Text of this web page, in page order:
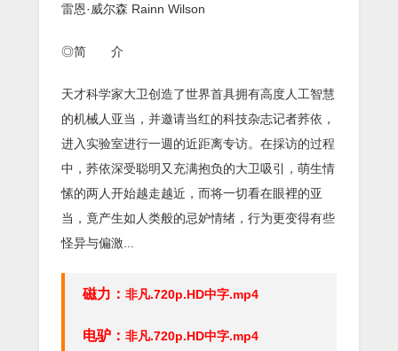
雷恩·威尔森 Rainn Wilson
◎简 介
天才科学家大卫创造了世界首具拥有高度人工智慧
的机械人亚当，并邀请当红的科技杂志记者荞依，
进入实验室进行一週的近距离专访。在採访的过程
中，荞依深受聪明又充满抱负的大卫吸引，萌生情
愫的两人开始越走越近，而将一切看在眼裡的亚
当，竟产生如人类般的忌妒情绪，行为更变得有些
怪异与偏激...
磁力： 非凡.720p.HD中字.mp4
电驴： 非凡.720p.HD中字.mp4